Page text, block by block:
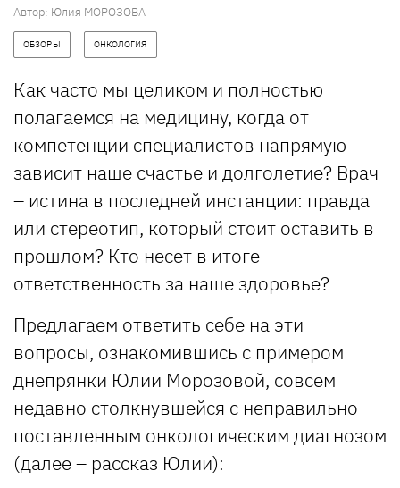
Автор: Юлия МОРОЗОВА
ОБЗОРЫ ОНКОЛОГИЯ
Как часто мы целиком и полностью
полагаемся на медицину, когда от
компетенции специалистов напрямую
зависит наше счастье и долголетие? Врач
– истина в последней инстанции: правда
или стереотип, который стоит оставить в
прошлом? Кто несет в итоге
ответственность за наше здоровье?
Предлагаем ответить себе на эти
вопросы, ознакомившись с примером
днепрянки Юлии Морозовой, совсем
недавно столкнувшейся с неправильно
поставленным онкологическим диагнозом
(далее – рассказ Юлии):